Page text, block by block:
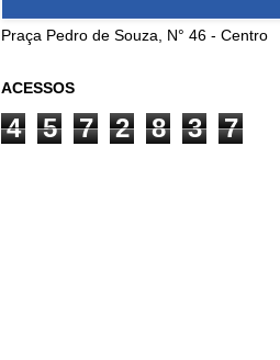
Praça Pedro de Souza, N° 46 - Centro
ACESSOS
4 5 7 2 8 3 7